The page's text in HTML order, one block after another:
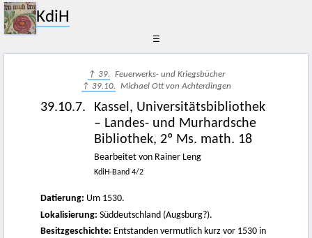
KdiH
☰
↑ 39. Feuerwerks- und Kriegsbücher
↑ 39.10. Michael Ott von Achterdingen
39.10.7.
Kassel, Universitätsbibliothek
– Landes- und Murhardsche
Bibliothek, 2º Ms. math. 18
Bearbeitet von Rainer Leng
KdiH-Band 4/2
Datierung: Um 1530.
Lokalisierung: Süddeutschland (Augsburg?).
Besitzgeschichte: Entstanden vermutlich kurz vor 1530 in